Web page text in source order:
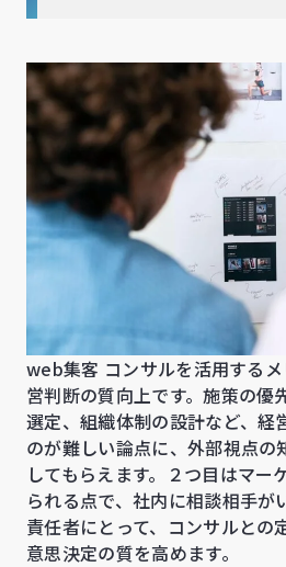
web集客 コンサルを活用する
営判断の質向上です。施策の優
選定、組織体制の設計など、経
のが難しい論点に、外部視点の
してもらえます。２つ目はマー
られる点で、社内に相談相手が
責任者にとって、コンサルとの
意思決定の質を高めます。